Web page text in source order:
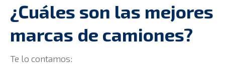
¿Cuáles son las mejores
marcas de camiones?
Te lo contamos: